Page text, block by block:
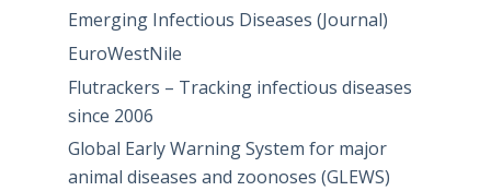
Emerging Infectious Diseases (Journal)
EuroWestNile
Flutrackers – Tracking infectious diseases
since 2006
Global Early Warning System for major
animal diseases and zoonoses (GLEWS)